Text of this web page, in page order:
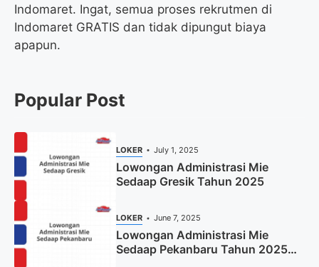
Indomaret. Ingat, semua proses rekrutmen di
Indomaret GRATIS dan tidak dipungut biaya
apapun.
Popular Post
LOKER July 1, 2025
Lowongan Administrasi Mie
Sedaap Gresik Tahun 2025
LOKER June 7, 2025
Lowongan Administrasi Mie
Sedaap Pekanbaru Tahun 2025